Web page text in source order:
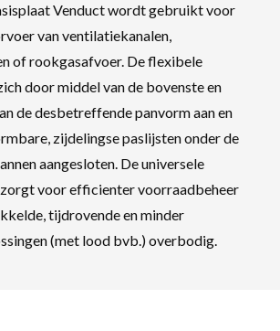
Venduct wordt gebruikt voor
van ventilatiekanalen,
of rookgasafvoer. De flexibele
door middel van de bovenste en
de desbetreffende panvorm aan en
zijdelingse paslijsten onder de
aangesloten. De universele
voor efficienter voorraadbeheer
tijdrovende en minder
(met lood bvb.) overbodig.